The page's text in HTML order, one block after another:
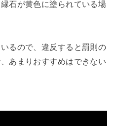
石が黄色に塗られている場
るので、違反すると罰則の
あまりおすすめはできない